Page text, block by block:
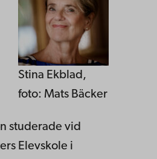
Stina Ekblad,
foto: Mats Bäcker
studerade vid
Elevskole i